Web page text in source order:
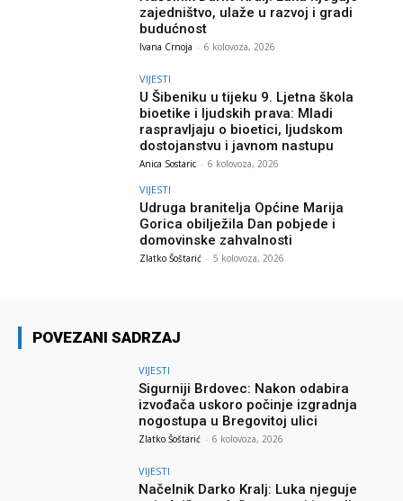
zajedništvo, ulaže u razvoj i gradi
budućnost
Ivana Crnoja - 6 kolovoza, 2026
VIJESTI
U Šibeniku u tijeku 9. Ljetna škola
bioetike i ljudskih prava: Mladi
raspravljaju o bioetici, ljudskom
dostojanstvu i javnom nastupu
Anica Sostaric - 6 kolovoza, 2026
VIJESTI
Udruga branitelja Općine Marija
Gorica obilježila Dan pobjede i
domovinske zahvalnosti
Zlatko Šoštarić - 5 kolovoza, 2026
POVEZANI SADRZAJ
VIJESTI
Sigurniji Brdovec: Nakon odabira
izvođača uskoro počinje izgradnja
nogostupa u Bregovitoj ulici
Zlatko Šoštarić - 6 kolovoza, 2026
VIJESTI
Načelnik Darko Kralj: Luka njeguje